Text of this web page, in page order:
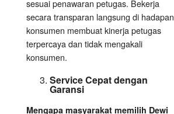
sesuai penawaran petugas. Bekerja
secara transparan langsung di hadapan
konsumen membuat kinerja petugas
terpercaya dan tidak mengakali
konsumen.
Service Cepat dengan
Garansi
Mengapa masyarakat memilih Dewi